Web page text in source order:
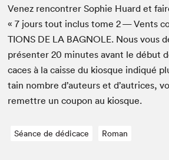
Venez ren­con­tr­er Sophie Huard et
«7 jours tout inclus tome2— Vents
TIONS DE LA BAG­NOLE. Nous vous
présen­ter20 min­utes avant le début
caces à la caisse du kiosque indiqué
tain nom­bre d’auteurs et d’autrices,
remet­tre un coupon au kiosque.
Séance de dédicace Roman